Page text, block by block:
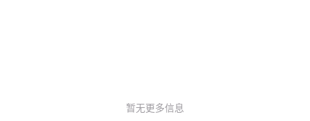
暂无更多信息